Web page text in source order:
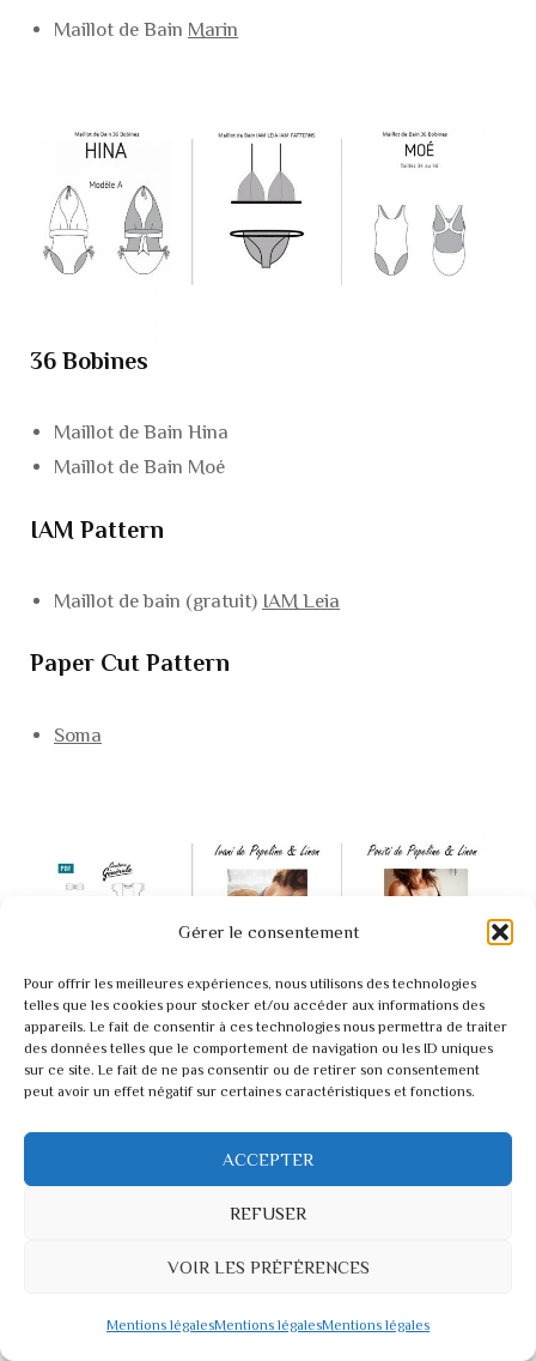
Gérer le consentement
Pour offrir les meilleures expériences, nous utilisons des technologies
telles que les cookies pour stocker et/ou accéder aux informations des
appareils. Le fait de consentir à ces technologies nous permettra de traiter
des données telles que le comportement de navigation ou les ID uniques
sur ce site. Le fait de ne pas consentir ou de retirer son consentement
peut avoir un effet négatif sur certaines caractéristiques et fonctions.
ACCEPTER
REFUSER
VOIR LES PRÉFÉRENCES
Mentions légalesMentions légalesMentions légales
Maillot de Bain Marin
36 Bobines
Maillot de Bain Hina
Maillot de Bain Moé
IAM Pattern
Maillot de bain (gratuit) IAM Leia
Paper Cut Pattern
Soma
Couture Générale